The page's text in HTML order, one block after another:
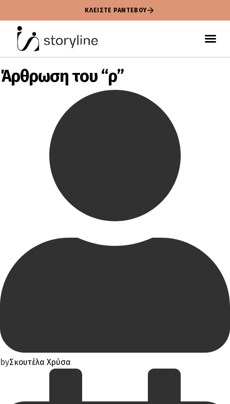
ΚΛΕΙΣΤΕ ΡΑΝΤΕΒΟΥ
Άρθρωση του “ρ”
byΣκουτέλα Χρύσα